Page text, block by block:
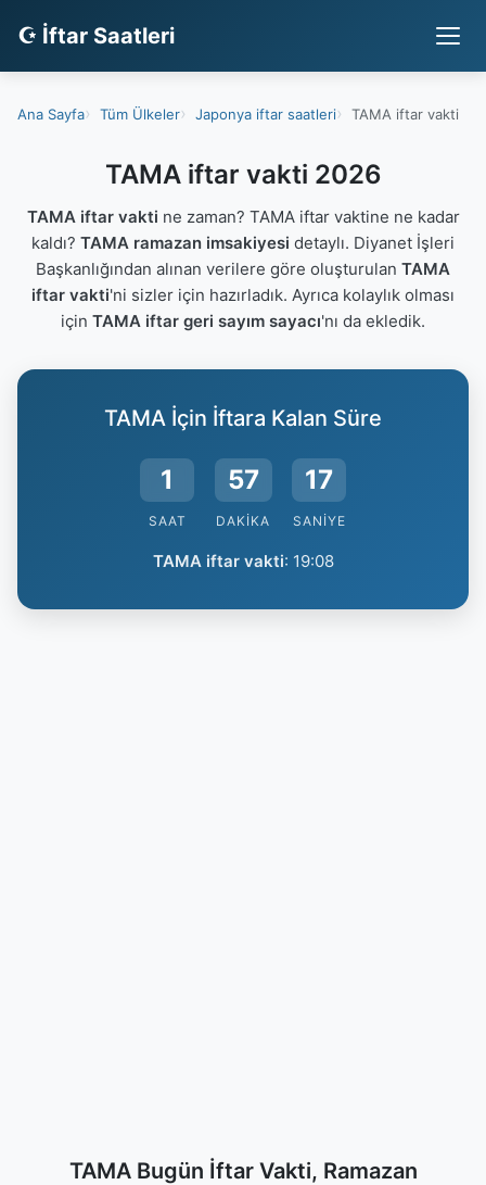
☪ İftar Saatleri
Ana Sayfa Tüm Ülkeler Japonya iftar saatleri TAMA iftar vakti
TAMA iftar vakti 2026
TAMA iftar vakti ne zaman? TAMA iftar vaktine ne kadar
kaldı? TAMA ramazan imsakiyesi detaylı. Diyanet İşleri
Başkanlığından alınan verilere göre oluşturulan TAMA
iftar vakti'ni sizler için hazırladık. Ayrıca kolaylık olması
için TAMA iftar geri sayım sayacı'nı da ekledik.
TAMA İçin İftara Kalan Süre
1
SAAT
57
DAKIKA
16
SANIYE
TAMA iftar vakti: 19:08
TAMA Bugün İftar Vakti, Ramazan